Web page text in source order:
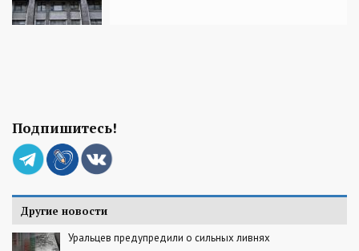
Подпишитесь!
Другие новости
Уральцев предупредили о сильных ливнях